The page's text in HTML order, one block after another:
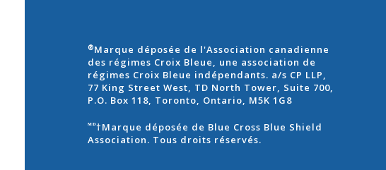
®Marque déposée de l'Association canadienne
des régimes Croix Bleue, une association de
régimes Croix Bleue indépendants. a/s CP LLP,
77 King Street West, TD North Tower, Suite 700,
P.O. Box 118, Toronto, Ontario, M5K 1G8
ᴹᴰ†Marque déposée de Blue Cross Blue Shield
Association. Tous droits réservés.